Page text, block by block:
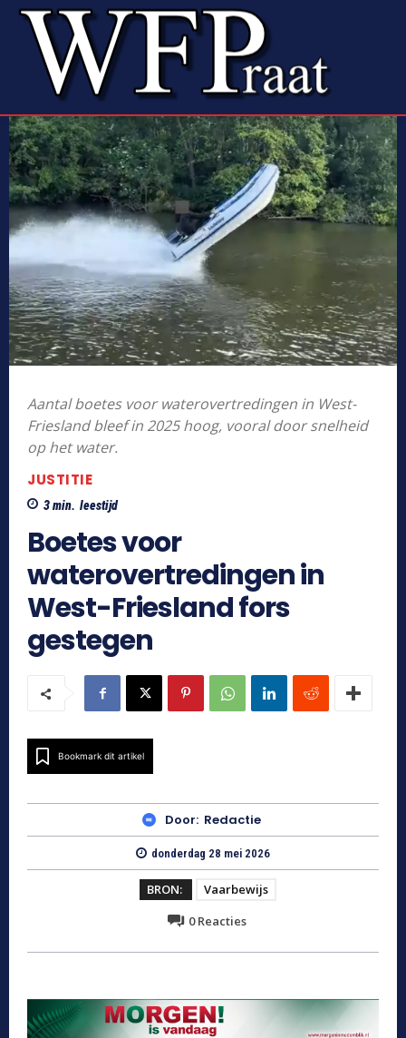
Aantal boetes voor waterovertredingen in West-
Friesland bleef in 2025 hoog, vooral door snelheid
op het water.
JUSTITIE
3min. leestijd
Boetes voor
waterovertredingen in
West-Friesland fors
gestegen
Bookmark dit artikel
Door: Redactie
donderdag 28 mei 2026
BRON:
Vaarbewijs
0Reacties